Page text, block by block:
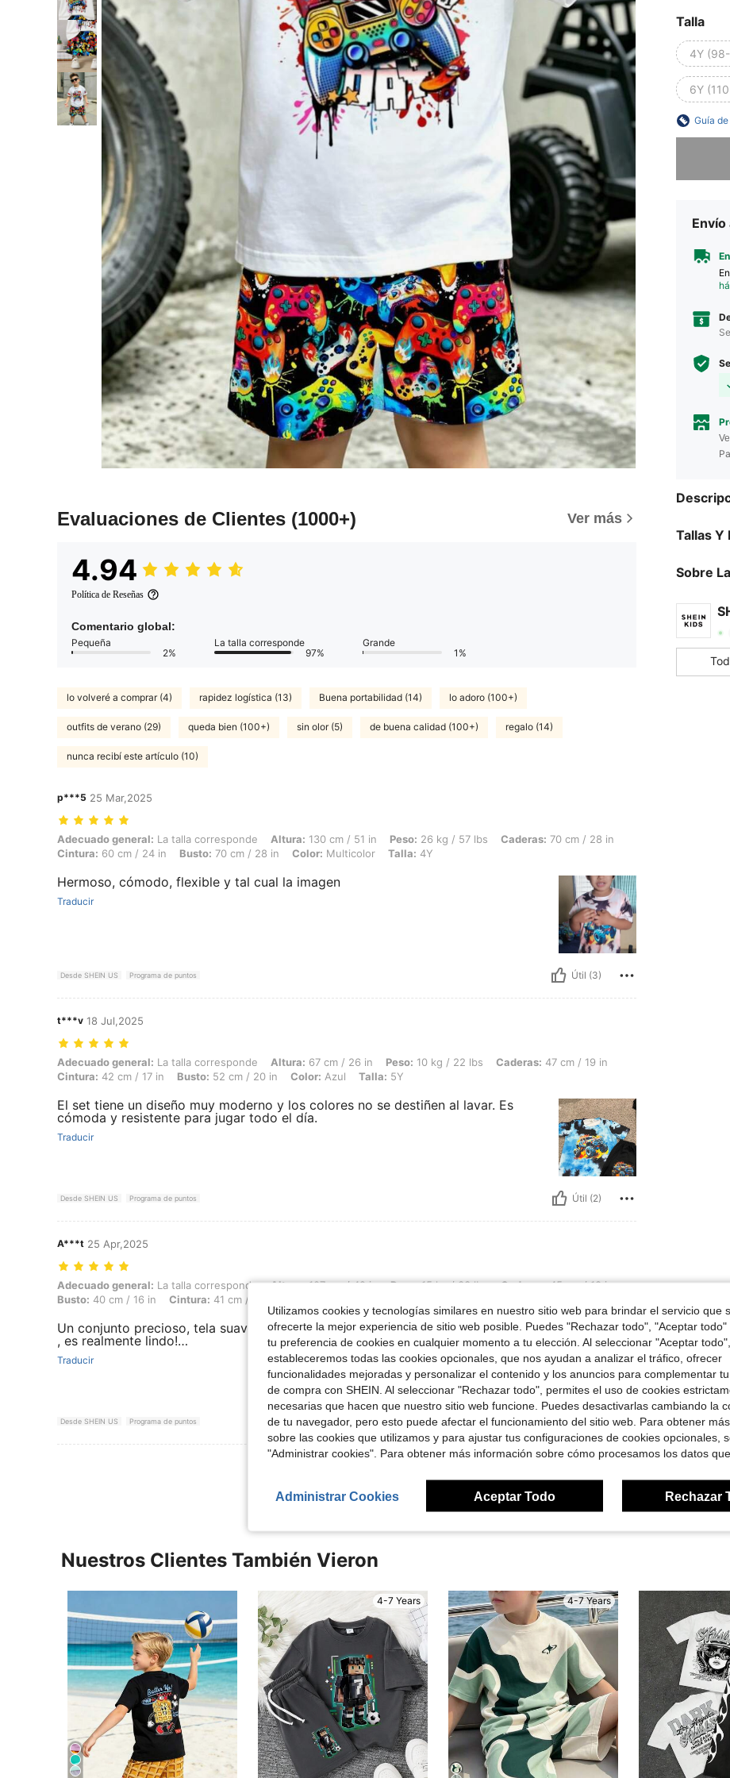
Evaluaciones de Clientes (1000+) Ver más
4.94
Política de Reseñas
Comentario global:
Pequeña
2%
La talla corresponde
97%
Grande
1%
lo volveré a comprar (4) rapidez logística (13) Buena portabilidad (14) lo adoro (100+)
outfits de verano (29) queda bien (100+) sin olor (5) de buena calidad (100+) regalo (14)
nunca recibí este artículo (10)
p***5 25 Mar,2025
Adecuado general: La talla corresponde, Altura: 130 cm / 51 in, Peso: 26 kg / 57 lbs, Caderas: 70 cm / 28 in, Cintura: 60 cm / 24 in, Busto: 70 cm / 28 in,
Adecuado general: La talla corresponde Altura: 130 cm / 51 in Peso: 26 kg / 57 lbs Caderas: 70 cm / 28 in
Cintura: 60 cm / 24 in Busto: 70 cm / 28 in Color: Multicolor Talla: 4Y
Hermoso, cómodo, flexible y tal cual la imagen
Traducir
Desde SHEIN US Programa de puntos Útil (3)
t***v 18 Jul,2025
Adecuado general: La talla corresponde, Altura: 67 cm / 26 in, Peso: 10 kg / 22 lbs, Caderas: 47 cm / 19 in, Cintura: 42 cm / 17 in, Busto: 52 cm / 20 in,
Adecuado general: La talla corresponde Altura: 67 cm / 26 in Peso: 10 kg / 22 lbs Caderas: 47 cm / 19 in
Cintura: 42 cm / 17 in Busto: 52 cm / 20 in Color: Azul Talla: 5Y
El set tiene un diseño muy moderno y los colores no se destiñen al lavar. Es
cómoda y resistente para jugar todo el día.
Traducir
Desde SHEIN US Programa de puntos Útil (2)
A***t 25 Apr,2025
Adecuado general: La talla corresponde, Altura: 107 cm / 42 in, Peso: 15 kg / 33 lbs, Caderas: 45 cm / 18 in, Busto: 40 cm / 16 in, Cintura: 41 cm / 16 in,
Adecuado general: La talla corresponde Altura:107 cm / 42 in Peso:15 kg / 33 lbs Caderas:45 cm / 18 in
Busto: 40 cm / 16 in Cintura: 41 cm / 16 in
Un conjunto precioso, tela suave y fresca, color vividos
, es realmente lindo!…
Traducir
Desde SHEIN US Programa de puntos Útil (2)
Talla
4Y
6Y
Guía
Envío
Tallas Y
Sobre
Nuestros Clientes También Vieron
4-7 Years 4-7 Years
Utilizamos cookies y tecnologías similares en nuestro sitio web para brindar el servicio que
ofrecerte la mejor experiencia de sitio web posible. Puedes "Rechazar todo", "Aceptar
tu preferencia de cookies en cualquier momento a tu elección. Al seleccionar "Aceptar todo",
estableceremos todas las cookies opcionales, que nos ayudan a analizar el tráfico, ofrecer
funcionalidades mejoradas y personalizar el contenido y los anuncios para complementar
de compra con SHEIN. Al seleccionar "Rechazar todo", permites el uso de cookies
necesarias que hacen que nuestro sitio web funcione. Puedes desactivarlas cambiando la
de tu navegador, pero esto puede afectar el funcionamiento del sitio web. Para obtener
sobre las cookies que utilizamos y para ajustar tus configuraciones de cookies opcionales,
"Administrar cookies". Para obtener más información sobre cómo procesamos los datos
Administrar Cookies Aceptar Todo Rechazar